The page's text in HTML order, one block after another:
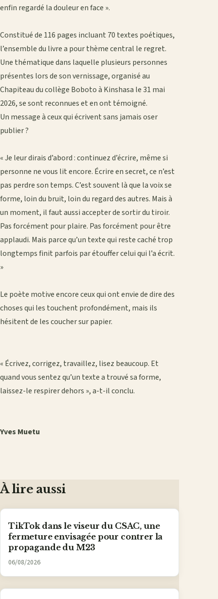
enfin regardé la douleur en face ».
‎Constitué de 116 pages incluant 70 textes poétiques,
l’ensemble du livre a pour thème central le regret.
Une thématique dans laquelle plusieurs personnes
présentes lors de son vernissage, organisé au
Chapiteau du collège Boboto à Kinshasa le 31 mai
2026, se sont reconnues et en ont témoigné.
‎Un message à ceux qui écrivent sans jamais oser
publier ?
‎« Je leur dirais d’abord : continuez d’écrire, même si
personne ne vous lit encore. Écrire en secret, ce n’est
pas perdre son temps. C’est souvent là que la voix se
forme, loin du bruit, loin du regard des autres. Mais à
un moment, il faut aussi accepter de sortir du tiroir.
Pas forcément pour plaire. Pas forcément pour être
applaudi. Mais parce qu’un texte qui reste caché trop
longtemps finit parfois par étouffer celui qui l’a écrit.
»
‎Le poète motive encore ceux qui ont envie de dire des
choses qui les touchent profondément, mais ils
hésitent de les coucher sur papier.
‎« Écrivez, corrigez, travaillez, lisez beaucoup. Et
quand vous sentez qu’un texte a trouvé sa forme,
laissez-le respirer dehors », a-t-il conclu.
‎Yves Muetu
À lire aussi
TikTok dans le viseur du CSAC, une
fermeture envisagée pour contrer la
propagande du M23
06/08/2026